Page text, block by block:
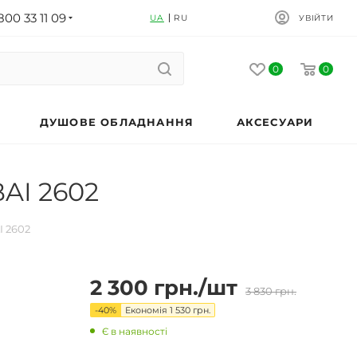
33 11 09 UA RU УВІЙТИ
0 0
ДУШОВЕ ОБЛАДНАННЯ АКСЕСУАРИ
2602
2602
2 300 грн./шт 3 830грн.
-40% Економія 1 530 грн.
Є в наявності